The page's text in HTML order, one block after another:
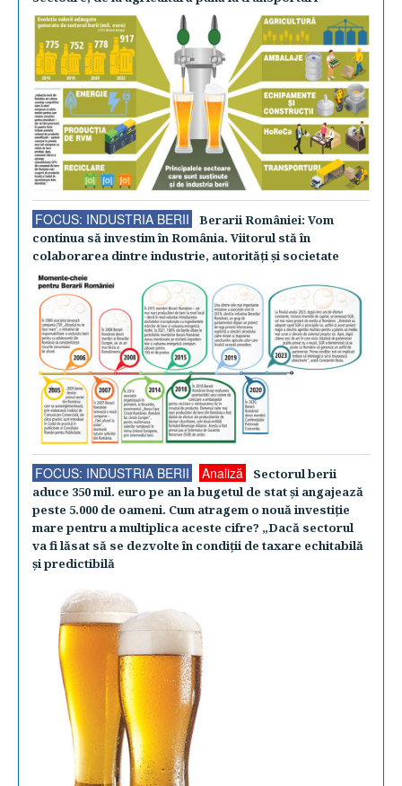
FOCUS: INDUSTRIA BERII
Berarii României: Vom
continua să investim în România. Viitorul stă în
colaborarea dintre industrie, autorităţi şi societate
FOCUS: INDUSTRIA BERII Analiză
Sectorul berii
aduce 350 mil. euro pe an la bugetul de stat şi angajează
peste 5.000 de oameni. Cum atragem o nouă investiţie
mare pentru a multiplica aceste cifre? „Dacă sectorul
va fi lăsat să se dezvolte în condiţii de taxare echitabilă
şi predictibilă